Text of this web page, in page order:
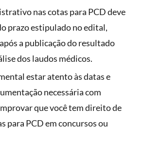
nas cotas para PCD deve
prazo estipulado no edital,
a publicação do resultado
dos laudos médicos.
estar atento às datas e
necessária com
que você tem direito de
para PCD em concursos ou